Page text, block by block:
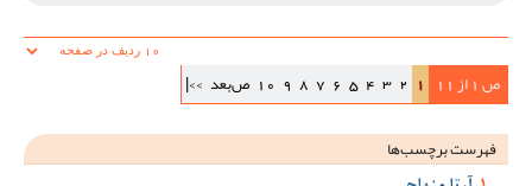
ص 1 از 11 1
2
3
4
5
6
7
8
9
10 ص‌بعد >>|
فهرست برچسب‌ها